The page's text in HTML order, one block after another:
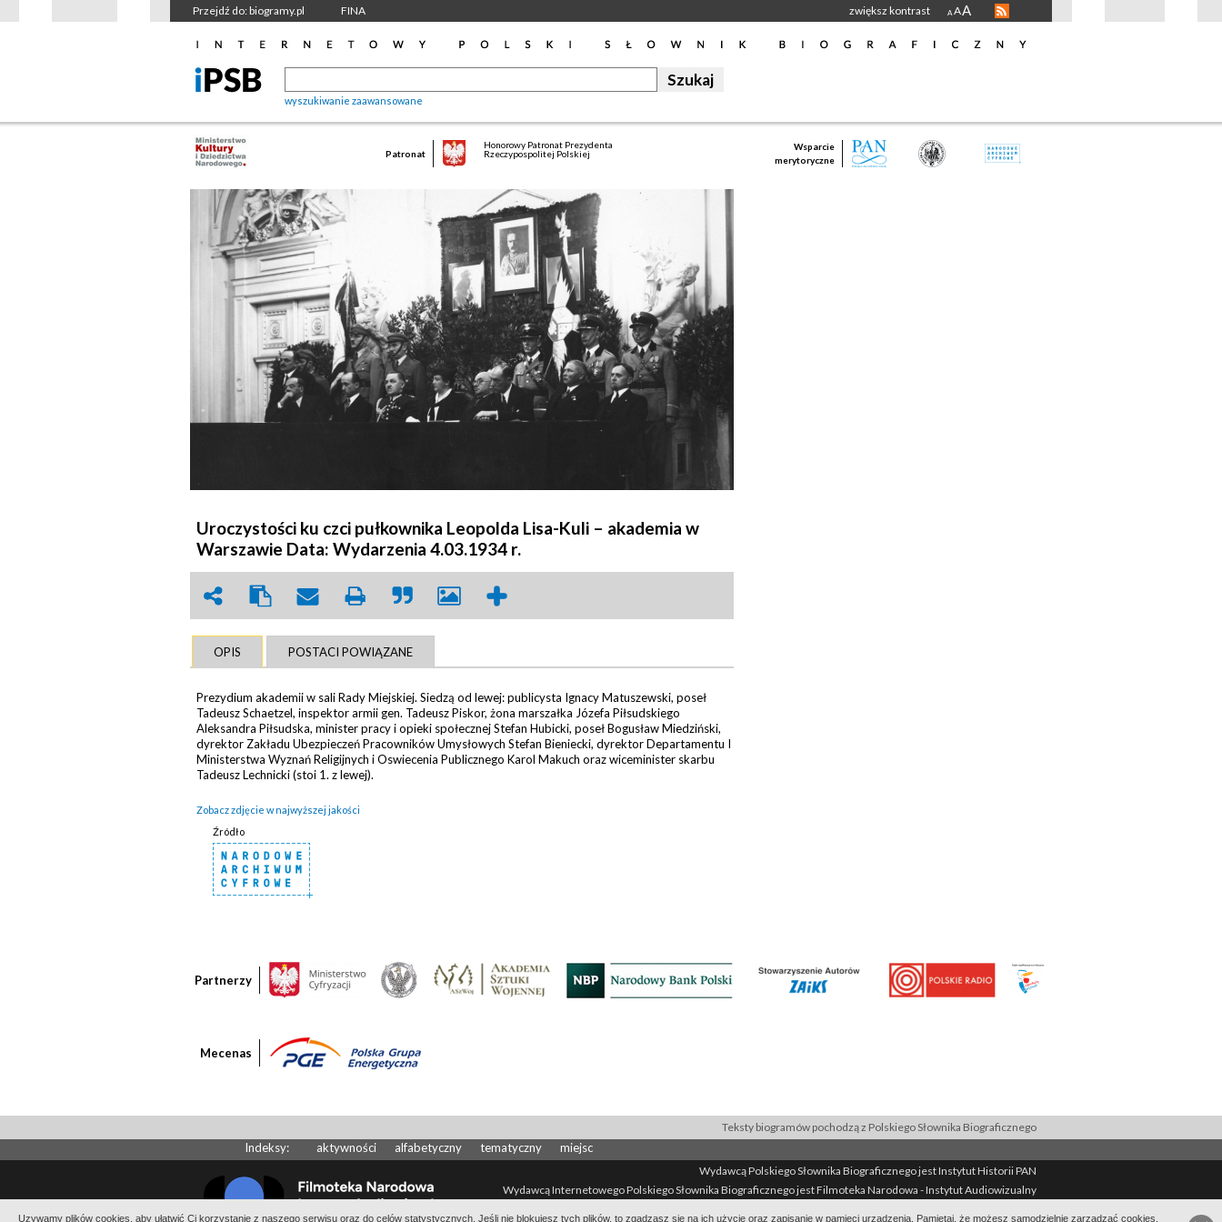
Przejdź do: biogramy.pl FINA zwiększ kontrast A AA
wyszukiwanie zaawansowane
Patronat
Honorowy Patronat Prezydenta
Rzeczypospolitej Polskiej
Wsparcie
merytoryczne
Uroczystości ku czci pułkownika Leopolda Lisa-Kuli – akademia w
Warszawie Data: Wydarzenia 4.03.1934 r.
OPIS POSTACI POWIĄZANE
Prezydium akademii w sali Rady Miejskiej. Siedzą od lewej: publicysta Ignacy Matuszewski, poseł
Tadeusz Schaetzel, inspektor armii gen. Tadeusz Piskor, żona marszałka Józefa Piłsudskiego
Aleksandra Piłsudska, minister pracy i opieki społecznej Stefan Hubicki, poseł Bogusław Miedziński,
dyrektor Zakładu Ubezpieczeń Pracowników Umysłowych Stefan Bieniecki, dyrektor Departamentu I
Ministerstwa Wyznań Religijnych i Oswiecenia Publicznego Karol Makuch oraz wiceminister skarbu
Tadeusz Lechnicki (stoi 1. z lewej).
Zobacz zdjęcie w najwyższej jakości
Źródło
Partnerzy
Mecenas
Uzywamy plików cookies, aby ułatwić Ci korzystanie z naszego serwisu oraz do celów statystycznych. Jeśli nie blokujesz tych plików, to zgadzasz się na ich użycie oraz zapisanie w pamięci urządzenia. Pamiętaj, że możesz samodzielnie zarządzać cookies,
Teksty biogramów pochodzą z Polskiego Słownika Biograficznego
Indeksy: aktywności alfabetyczny tematyczny miejsc
Wydawcą Polskiego Słownika Biograficznego jest Instytut Historii PAN
Wydawcą Internetowego Polskiego Słownika Biograficznego jest Filmoteka Narodowa - Instytut Audiowizualny